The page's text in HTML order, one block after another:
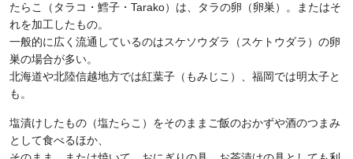
たらこ（タラコ・鱈子・Tarako）は、タラの卵（卵巣）。またはそ
れを加工したもの。
一般的に広く流通しているのはスケソウダラ（スケトウダラ）の卵
巣の場合が多い。
北海道や北陸信越地方では紅葉子（もみじこ）、福岡では明太子と
も。
塩漬けしたもの（塩たらこ）をそのままご飯のおかずや酒のつまみ
として食べるほか、